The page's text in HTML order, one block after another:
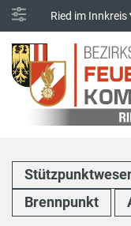
Ried im Innkreis
Brennpunkt